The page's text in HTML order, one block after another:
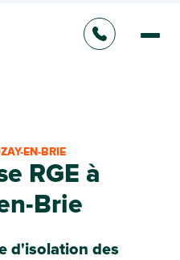
EN-BRIE
RGE à
Brie
d'isolation des